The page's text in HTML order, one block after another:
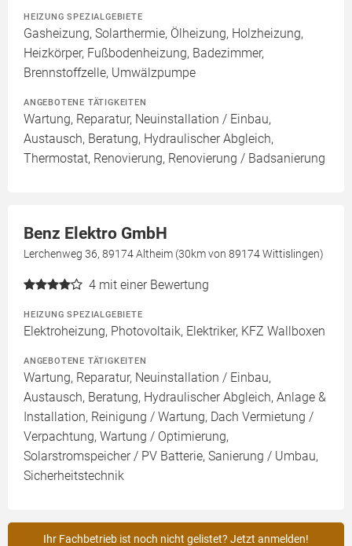
HEIZUNG SPEZIALGEBIETE
Gasheizung, Solarthermie, Ölheizung, Holzheizung,
Heizkörper, Fußbodenheizung, Badezimmer,
Brennstoffzelle, Umwälzpumpe
ANGEBOTENE TÄTIGKEITEN
Wartung, Reparatur, Neuinstallation / Einbau,
Austausch, Beratung, Hydraulischer Abgleich,
Thermostat, Renovierung, Renovierung / Badsanierung
Benz Elektro GmbH
Lerchenweg 36, 89174 Altheim (30km von 89174 Wittislingen)
4 mit einer Bewertung
HEIZUNG SPEZIALGEBIETE
Elektroheizung, Photovoltaik, Elektriker, KFZ Wallboxen
ANGEBOTENE TÄTIGKEITEN
Wartung, Reparatur, Neuinstallation / Einbau,
Austausch, Beratung, Hydraulischer Abgleich, Anlage &
Installation, Reinigung / Wartung, Dach Vermietung /
Verpachtung, Wartung / Optimierung,
Solarstromspeicher / PV Batterie, Sanierung / Umbau,
Sicherheitstechnik
Ihr Fachbetrieb ist noch nicht gelistet? Jetzt anmelden!